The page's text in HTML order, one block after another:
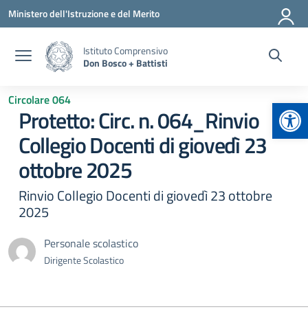
Vai ai contenuti
Vai al menu di navigazione
Vai al footer
Ministero dell'Istruzione e del Merito
Istituto Comprensivo
Don Bosco + Battisti
Circolare 064
Protetto: Circ. n. 064_Rinvio
Collegio Docenti di giovedì 23
ottobre 2025
Rinvio Collegio Docenti di giovedì 23 ottobre
2025
Personale scolastico
Dirigente Scolastico